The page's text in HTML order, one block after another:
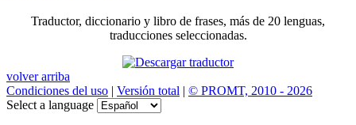
Traductor, diccionario y libro de frases, más de 20 lenguas,
traducciones seleccionadas.
volver arriba
Condiciones del uso | Versión total | © PROMT, 2010 - 2026
Select a language